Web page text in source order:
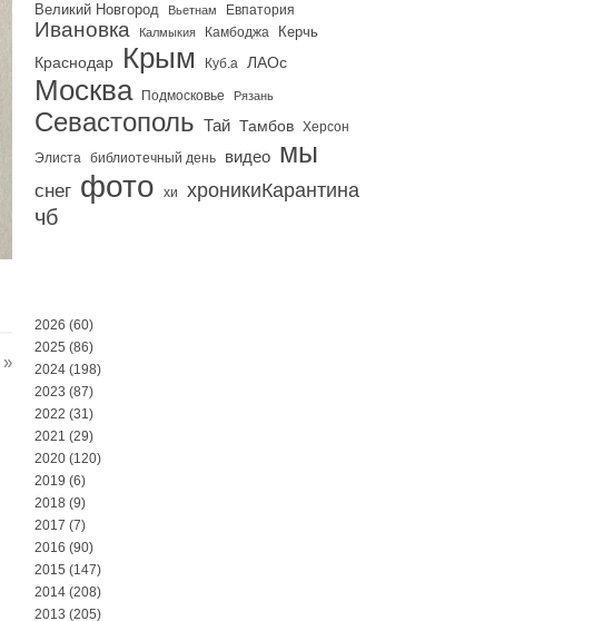
»
Великий Новгород Вьетнам Евпатория
Ивановка Калмыкия Камбоджа Керчь
Краснодар Крым Куб.а ЛАОс
Москва Подмосковье Рязань
Севастополь Тай Тамбов Херсон
Элиста библиотечный день видео мы
снег фото хи хроникиКарантина
чб
2026 (60)
2025 (86)
2024 (198)
2023 (87)
2022 (31)
2021 (29)
2020 (120)
2019 (6)
2018 (9)
2017 (7)
2016 (90)
2015 (147)
2014 (208)
2013 (205)